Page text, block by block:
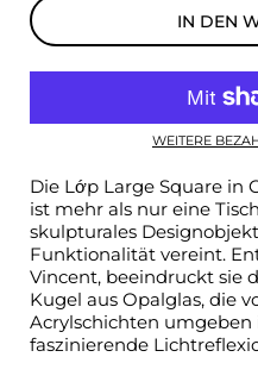
IN DEN
WEITERE
Die Lớp Large Square in
ist mehr als nur eine
skulpturales
Funktionalität vereint.
Vincent, beeindruckt sie
Kugel aus Opalglas, die
Acrylschichten
faszinierende